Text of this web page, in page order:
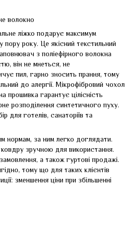
волокно
ліжко подарує максимум
року. Це якісний текстильний
з поліефірного волокна
він не мнеться, не
пил, гарно зносить прання, тому
до алергії. Мікрофібровий чохол
прошивка гарантує цілісність
розподілення синтетичного пуху.
для готелів, санаторіїв та
нормам, за ним легко доглядати.
зручною для використання.
а також гуртові продажі.
тому що для таких клієнтів
зменшення ціни при збільшенні